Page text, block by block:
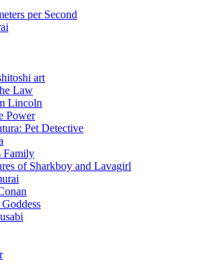
per Second
art
Law
Lincoln
Power
Pet Detective
Family
of Sharkboy and Lavagirl